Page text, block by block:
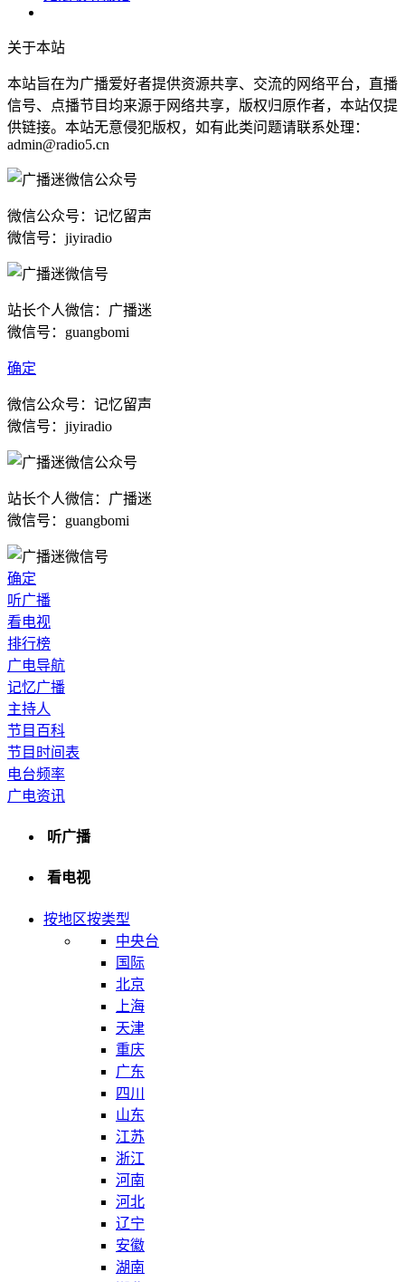
关于本站
本站旨在为广播爱好者提供资源共享、交流的网络平台，直播
信号、点播节目均来源于网络共享，版权归原作者，本站仅提
供链接。本站无意侵犯版权，如有此类问题请联系处理：
admin@radio5.cn
微信公众号：记忆留声
微信号：jiyiradio
站长个人微信：广播迷
微信号：guangbomi
确定
微信公众号：记忆留声
微信号：jiyiradio
站长个人微信：广播迷
微信号：guangbomi
确定
听广播
看电视
排行榜
广电导航
记忆广播
主持人
节目百科
节目时间表
电台频率
广电资讯
听广播
看电视
按地区按类型
中央台
国际
北京
上海
天津
重庆
广东
四川
山东
江苏
浙江
河南
河北
辽宁
安徽
湖南